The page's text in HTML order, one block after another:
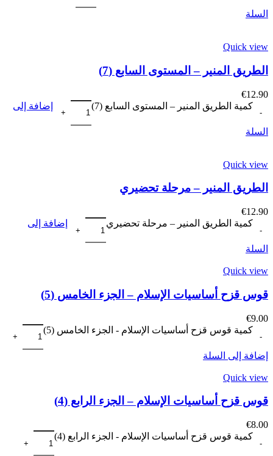
السلة
Quick view
الطريق المنير – المستوى السابع (7)
€12.90
كمية الطريق المنير – المستوى السابع (7)
إضافة إلى
السلة
Quick view
الطريق المنير – مرحلة تحضيري
€12.90
كمية الطريق المنير – مرحلة تحضيري
إضافة إلى
السلة
Quick view
قوس قزح أساسيات الإسلام – الجزء الخامس (5)
€9.00
كمية قوس قزح أساسيات الإسلام - الجزء الخامس (5)
إضافة إلى السلة
Quick view
قوس قزح أساسيات الإسلام – الجزء الرابع (4)
€8.00
كمية قوس قزح أساسيات الإسلام - الجزء الرابع (4)